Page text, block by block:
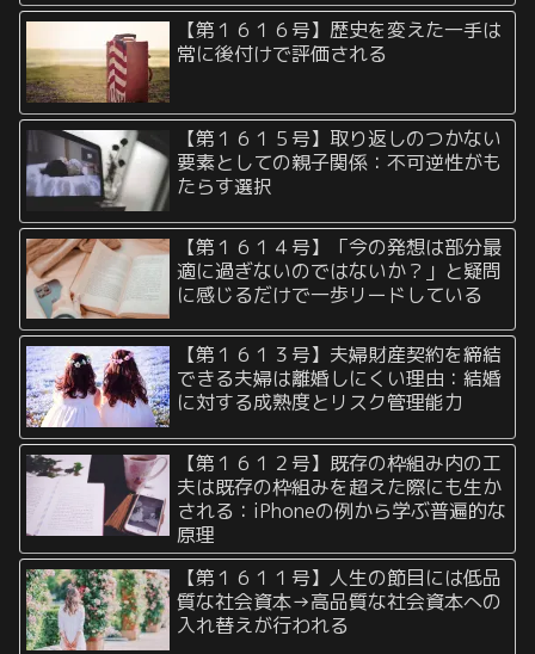
【第１６１６号】歴史を変えた一手は
常に後付けで評価される
【第１６１５号】取り返しのつかない
要素としての親子関係：不可逆性がも
たらす選択
【第１６１４号】「今の発想は部分最
適に過ぎないのではないか？」と疑問
に感じるだけで一歩リードしている
【第１６１３号】夫婦財産契約を締結
できる夫婦は離婚しにくい理由：結婚
に対する成熟度とリスク管理能力
【第１６１２号】既存の枠組み内の工
夫は既存の枠組みを超えた際にも生か
される：iPhoneの例から学ぶ普遍的な
原理
【第１６１１号】人生の節目には低品
質な社会資本→高品質な社会資本への
入れ替えが行われる